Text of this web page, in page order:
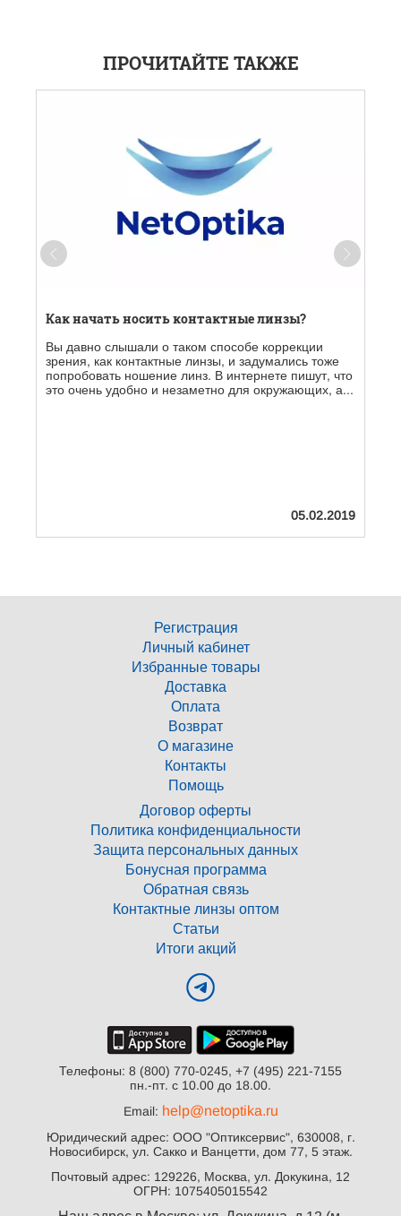
ПРОЧИТАЙТЕ ТАКЖЕ
Как начать носить контактные линзы?
Вы давно слышали о таком способе коррекции
зрения, как контактные линзы, и задумались тоже
попробовать ношение линз. В интернете пишут, что
это очень удобно и незаметно для окружающих, а...
05.02.2019
Регистрация
Личный кабинет
Избранные товары
Доставка
Оплата
Возврат
О магазине
Контакты
Помощь
Договор оферты
Политика конфиденциальности
Защита персональных данных
Бонусная программа
Обратная связь
Контактные линзы оптом
Статьи
Итоги акций
Телефоны: 8 (800) 770-0245, +7 (495) 221-7155
пн.-пт. с 10.00 до 18.00.
Email: help@netoptika.ru
Юридический адрес: ООО "Оптиксервис", 630008, г.
Новосибирск, ул. Сакко и Ванцетти, дом 77, 5 этаж.
Почтовый адрес: 129226, Москва, ул. Докукина, 12
ОГРН: 1075405015542